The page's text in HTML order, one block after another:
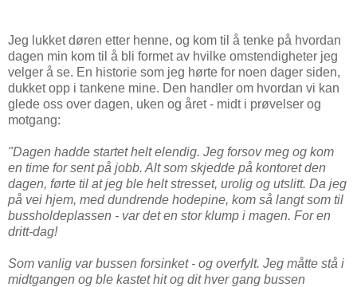
Jeg lukket døren etter henne, og kom til å tenke på hvordan
dagen min kom til å bli formet av hvilke omstendigheter jeg
velger å se. En historie som jeg hørte for noen dager siden,
dukket opp i tankene mine. Den handler om hvordan vi kan
glede oss over dagen, uken og året - midt i prøvelser og
motgang:
"Dagen hadde startet helt elendig. Jeg forsov meg og kom
en time for sent på jobb. Alt som skjedde på kontoret den
dagen, førte til at jeg ble helt stresset, urolig og utslitt. Da jeg
på vei hjem, med dundrende hodepine, kom så langt som til
bussholdeplassen - var det en stor klump i magen. For en
dritt-dag!
Som vanlig var bussen forsinket - og overfylt. Jeg måtte stå i
midtgangen og ble kastet hit og dit hver gang bussen